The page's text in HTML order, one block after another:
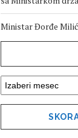
Ministar Đorđe